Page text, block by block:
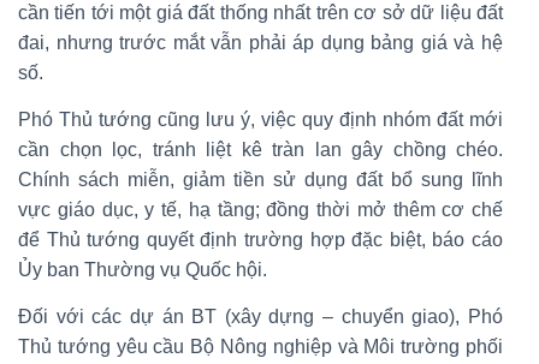
cần tiến tới một giá đất thống nhất trên cơ sở dữ liệu đất
đai, nhưng trước mắt vẫn phải áp dụng bảng giá và hệ
số.
Phó Thủ tướng cũng lưu ý, việc quy định nhóm đất mới
cần chọn lọc, tránh liệt kê tràn lan gây chồng chéo.
Chính sách miễn, giảm tiền sử dụng đất bổ sung lĩnh
vực giáo dục, y tế, hạ tầng; đồng thời mở thêm cơ chế
để Thủ tướng quyết định trường hợp đặc biệt, báo cáo
Ủy ban Thường vụ Quốc hội.
Đối với các dự án BT (xây dựng – chuyển giao), Phó
Thủ tướng yêu cầu Bộ Nông nghiệp và Môi trường phối